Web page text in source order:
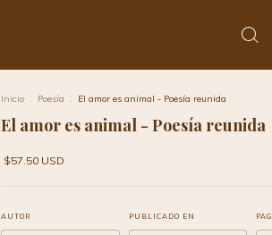
Inicio . Poesía . El amor es animal - Poesía reunida
El amor es animal - Poesía reunida
$57.50 USD
AUTOR PUBLICADO EN PAG